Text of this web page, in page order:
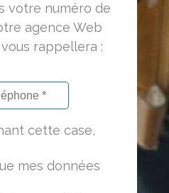
votre numéro de
agence Web
rappellera :
cette case,
mes données